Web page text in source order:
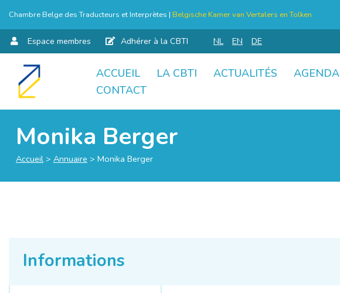
Chambre Belge des Traducteurs et Interprètes | Belgische Kamer van Vertalers en Tolken
Espace membres Adhérer à la CBTI NL EN DE
Aller
ACCUEIL LA CBTI ACTUALITÉS AGENDA
CONTACT
Monika Berger
Accueil > Annuaire > Monika Berger
Informations